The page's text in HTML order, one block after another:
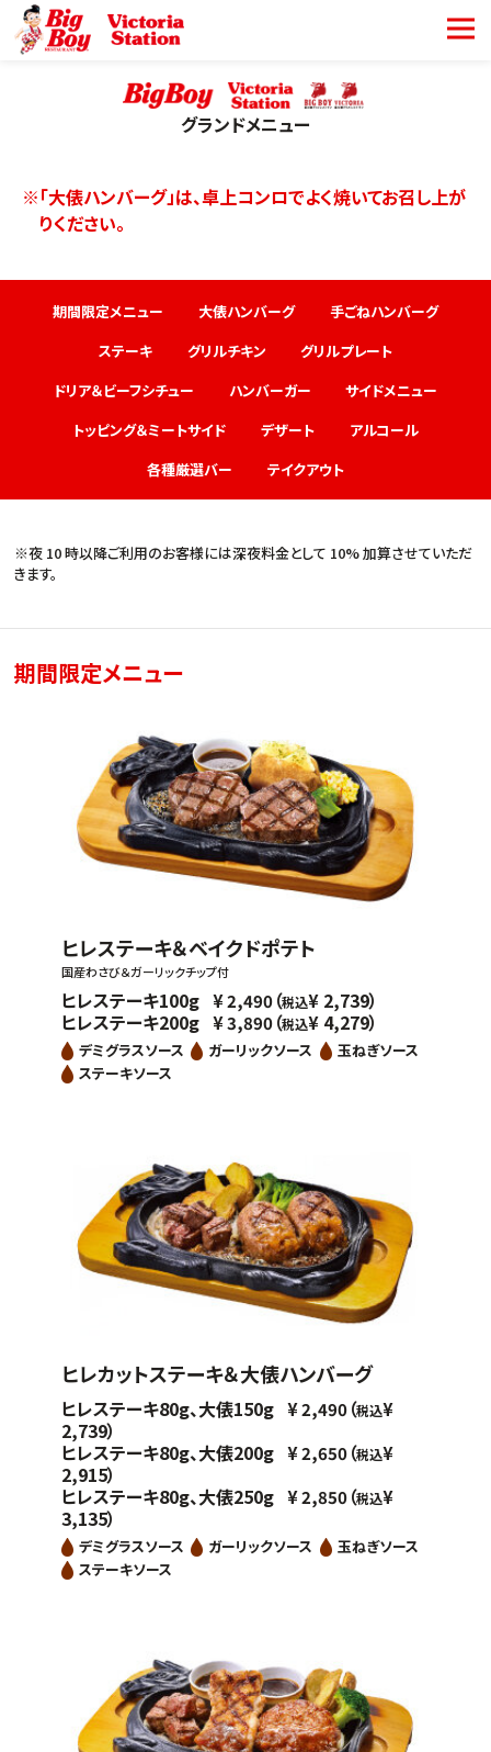
グランドメニュー
※「大俵ハンバーグ」は、卓上コンロでよく焼いてお召し上が
りください。
期間限定メニュー 大俵ハンバーグ
手ごねハンバーグ
ステーキ
グリルチキン
グリルプレート
ドリア＆ビーフシチュー
ハンバーガー
サイドメニュー
トッピング＆ミートサイド
デザート
アルコール
各種厳選バー
テイクアウト
※夜 10 時以降ご利用のお客様には深夜料金として 10% 加算させていただ
きます。
期間限定メニュー
ヒレステーキ＆ベイクドポテト
国産わさび＆ガーリックチップ付
ヒレステーキ100g ¥2,490（税込¥2,739）
ヒレステーキ200g ¥3,890（税込¥4,279）
デミグラスソース ガーリックソース
玉ねぎソース
ステーキソース
ヒレカットステーキ＆大俵ハンバーグ
ヒレステーキ80g、大俵150g ¥2,490（税込¥
2,739）
ヒレステーキ80g、大俵200g ¥2,650（税込¥
2,915）
ヒレステーキ80g、大俵250g ¥2,850（税込¥
3,135）
デミグラスソース ガーリックソース
玉ねぎソース
ステーキソース